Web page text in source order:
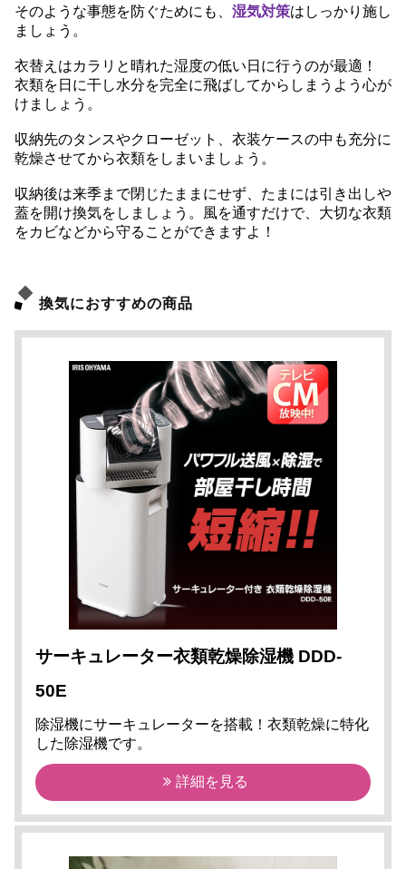
そのような事態を防ぐためにも、 湿気対策はしっかり施し
ましょう。
衣替えはカラリと晴れた湿度の低い日に行うのが最適！
衣類を日に干し水分を完全に飛ばしてからしまうよう心が
けましょう。
収納先のタンスやクローゼット、衣装ケースの中も充分に
乾燥させてから衣類をしまいましょう。
収納後は来季まで閉じたままにせず、たまには引き出しや
蓋を開け換気をしましょう。風を通すだけで、大切な衣類
をカビなどから守ることができますよ！
換気におすすめの商品
サーキュレーター衣類乾燥除湿機 DDD-
50E
除湿機にサーキュレーターを搭載！衣類乾燥に特化
した除湿機です。
詳細を見る